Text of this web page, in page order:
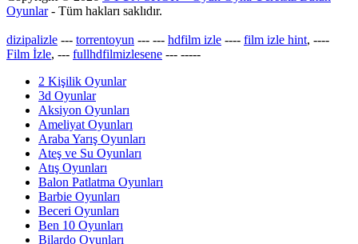
Oyunlar- Tüm hakları saklıdır.
dizipalizle --- torrentoyun --- --- hdfilm izle ---- film izle hint, ----
Film İzle, --- fullhdfilmizlesene --- -----
2 Kişilik Oyunlar
3d Oyunlar
Aksiyon Oyunları
Ameliyat Oyunları
Araba Yarış Oyunları
Ateş ve Su Oyunları
Atış Oyunları
Balon Patlatma Oyunları
Barbie Oyunları
Beceri Oyunları
Ben 10 Oyunları
Bilardo Oyunları